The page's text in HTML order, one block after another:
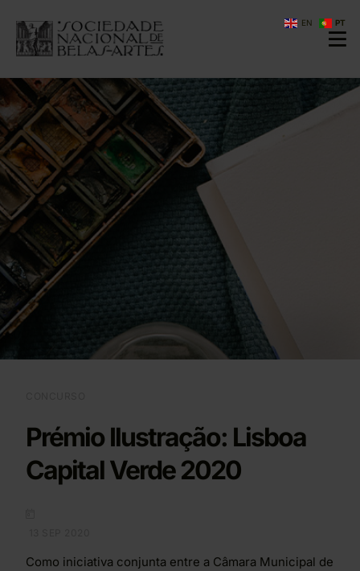
Prémio Ilustração: Lisboa
Capital Verde 2020
Como iniciativa conjunta entre a Câmara Municipal de
EN PT